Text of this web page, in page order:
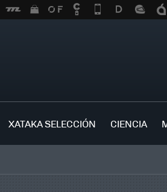
XATAKA SELECCIÓN CIENCIA